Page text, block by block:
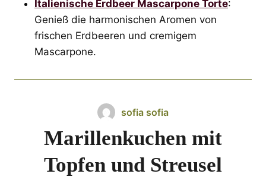
Italienische Erdbeer Mascarpone Torte:
Genieß die harmonischen Aromen von
frischen Erdbeeren und cremigem
Mascarpone.
sofia sofia
Marillenkuchen mit
Topfen und Streusel